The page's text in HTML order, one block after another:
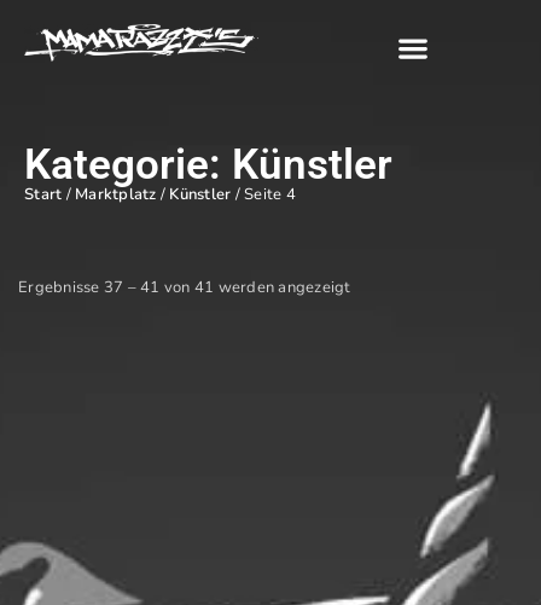
Kategorie: Künstler
Start / Marktplatz / Künstler / Seite 4
Ergebnisse 37 – 41 von 41 werden angezeigt